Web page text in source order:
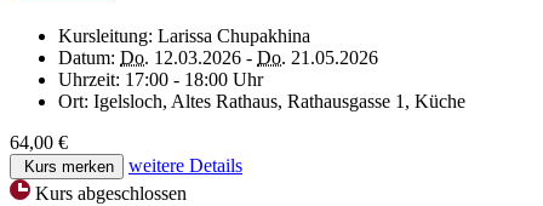
Kursleitung: Larissa Chupakhina
Datum: Do. 12.03.2026 - Do. 21.05.2026
Uhrzeit: 17:00 - 18:00 Uhr
Ort: Igelsloch, Altes Rathaus, Rathausgasse 1, Küche
64,00 €
Kurs merken
weitere Details
Kurs abgeschlossen